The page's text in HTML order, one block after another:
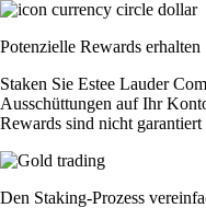
Potenzielle Rewards erhalten
Staken Sie Estee Lauder
Ausschüttungen auf Ihr
Rewards sind nicht
Den Staking-Prozess